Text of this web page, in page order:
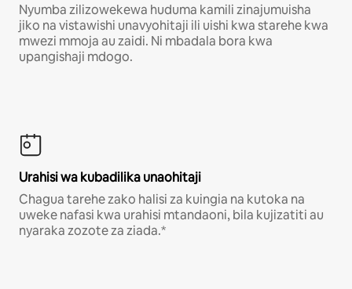
Nyumba zilizowekewa huduma kamili zinajumuisha
jiko na vistawishi unavyohitaji ili uishi kwa starehe kwa
mwezi mmoja au zaidi. Ni mbadala bora kwa
upangishaji mdogo.
Urahisi wa kubadilika unaohitaji
Chagua tarehe zako halisi za kuingia na kutoka na
uweke nafasi kwa urahisi mtandaoni, bila kujizatiti au
nyaraka zozote za ziada.*